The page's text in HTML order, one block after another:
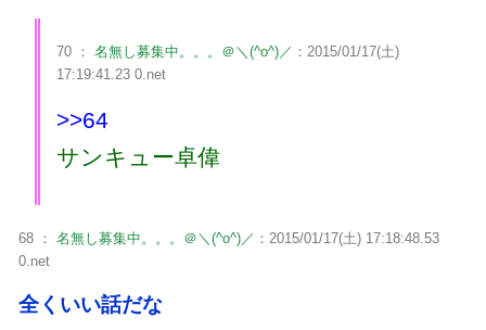
70 ： 名無し募集中。。。＠＼(^o^)／ ：2015/01/17(土)
17:19:41.23 0.net
>>64
サンキュー卓偉
68 ： 名無し募集中。。。＠＼(^o^)／ ：2015/01/17(土) 17:18:48.53
0.net
全くいい話だな